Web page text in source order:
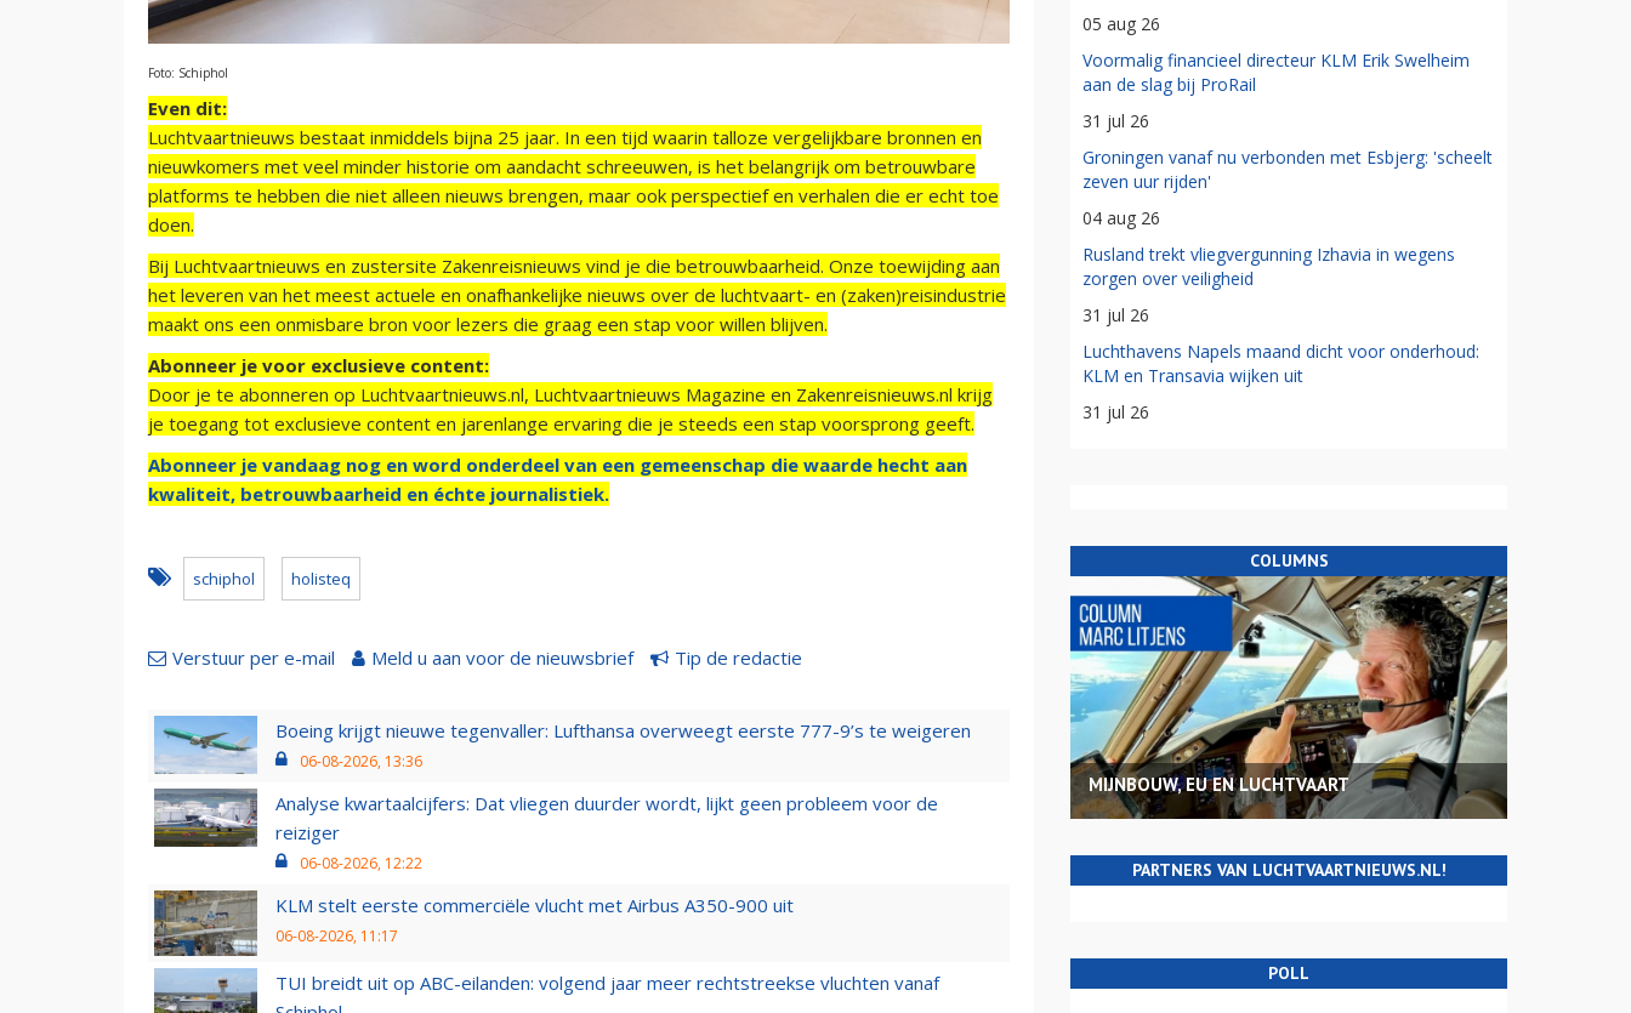
Foto: Schiphol
Even dit:
Luchtvaartnieuws bestaat inmiddels bijna 25 jaar. In een tijd waarin talloze vergelijkbare bronnen en
nieuwkomers met veel minder historie om aandacht schreeuwen, is het belangrijk om betrouwbare
platforms te hebben die niet alleen nieuws brengen, maar ook perspectief en verhalen die er echt toe
doen.
Bij Luchtvaartnieuws en zustersite Zakenreisnieuws vind je die betrouwbaarheid. Onze toewijding aan
het leveren van het meest actuele en onafhankelijke nieuws over de luchtvaart- en (zaken)reisindustrie
maakt ons een onmisbare bron voor lezers die graag een stap voor willen blijven.
Abonneer je voor exclusieve content:
Door je te abonneren op Luchtvaartnieuws.nl, Luchtvaartnieuws Magazine en Zakenreisnieuws.nl krijg
je toegang tot exclusieve content en jarenlange ervaring die je steeds een stap voorsprong geeft.
Abonneer je vandaag nog en word onderdeel van een gemeenschap die waarde hecht aan
kwaliteit, betrouwbaarheid en échte journalistiek.
schiphol holisteq
Verstuur per e-mail Meld u aan voor de nieuwsbrief Tip de redactie
Boeing krijgt nieuwe tegenvaller: Lufthansa overweegt eerste 777-9’s te weigeren
06-08-2026, 13:36
Analyse kwartaalcijfers: Dat vliegen duurder wordt, lijkt geen probleem voor de
reiziger
06-08-2026, 12:22
KLM stelt eerste commerciële vlucht met Airbus A350-900 uit
06-08-2026, 11:17
TUI breidt uit op ABC-eilanden: volgend jaar meer rechtstreekse vluchten vanaf
05 aug 26
Voormalig financieel directeur KLM Erik Swelheim
aan de slag bij ProRail
31 jul 26
Groningen vanaf nu verbonden met Esbjerg: 'scheelt
zeven uur rijden'
04 aug 26
Rusland trekt vliegvergunning Izhavia in wegens
zorgen over veiligheid
31 jul 26
Luchthavens Napels maand dicht voor onderhoud:
KLM en Transavia wijken uit
31 jul 26
COLUMNS
MIJNBOUW, EU EN LUCHTVAART
PARTNERS VAN LUCHTVAARTNIEUWS.NL!
POLL